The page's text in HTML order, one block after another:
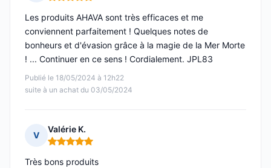
Publié le 18/05/2024 à 12h22
suite à un achat du 03/05/2024
Les produits AHAVA sont très efficaces et me
conviennent parfaitement ! Quelques notes de
bonheurs et d'évasion grâce à la magie de la Mer Morte
! ... Continuer en ce sens ! Cordialement. JPL83
V
Valérie K.
Note : 5 sur 5
Très bons produits